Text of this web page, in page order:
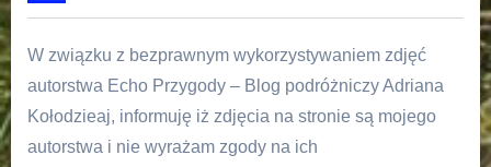
W związku z bezprawnym wykorzystywaniem zdjęć
autorstwa Echo Przygody – Blog podróżniczy Adriana
Kołodzieaj, informuję iż zdjęcia na stronie są mojego
autorstwa i nie wyrażam zgody na ich